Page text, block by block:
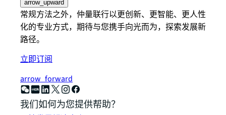
arrow_upward
常规方法之外，仲量联行以更创新、更智能、更人性
化的专业方式，期待与您携手向光而为，探索发展新
路径。
立即订阅
arrow_forward
我们如何为您提供帮助？